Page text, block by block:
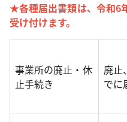
★各種届出書類は、令和6
受け付けます。
事業所の廃止・休
止手続き
廃止
でに